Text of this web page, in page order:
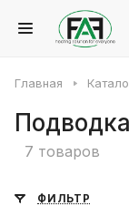
Главная
7 товаров
ФИЛЬТР